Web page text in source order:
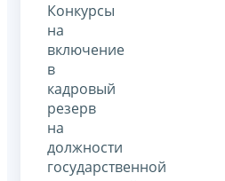
Конкурсы
на
включение
в
кадровый
резерв
на
должности
государственной